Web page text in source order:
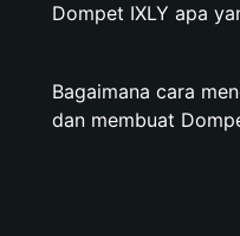
Dompet IXLY apa
Bagaimana cara
dan membuat